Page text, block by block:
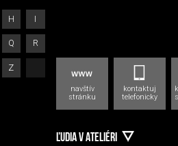
H I
Q R
Z
navštív
stránku
kontaktuj
telefonicky
ĽUDIA V ATELIÉRI